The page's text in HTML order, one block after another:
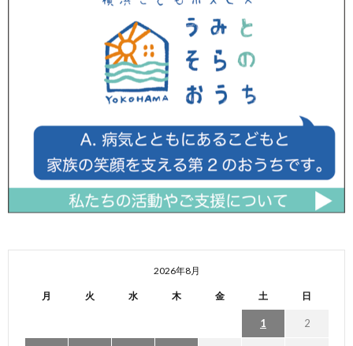
2026年8月
月 火 水 木 金 土 日
1 2